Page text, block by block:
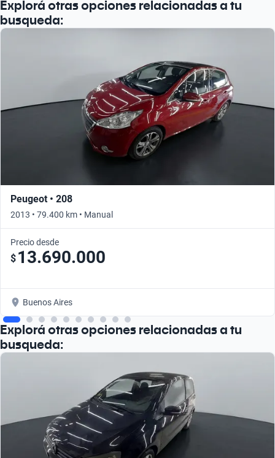
Explorá otras opciones relacionadas a tu
busqueda:
Peugeot • 208
2013 • 79.400 km • Manual
Precio desde
$ 13.690.000
Buenos Aires
Explorá otras opciones relacionadas a tu
busqueda: